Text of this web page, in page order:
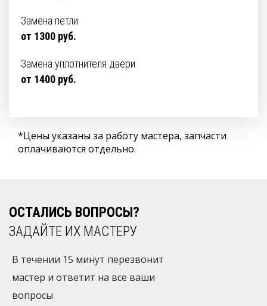
Замена петли
от 1300 руб.
Замена уплотнителя двери
от 1400 руб.
*Цены указаны за работу мастера, запчасти
оплачиваются отдельно.
ОСТАЛИСЬ ВОПРОСЫ?
ЗАДАЙТЕ ИХ МАСТЕРУ
В течении 15 минут перезвонит
мастер и ответит на все ваши
вопросы